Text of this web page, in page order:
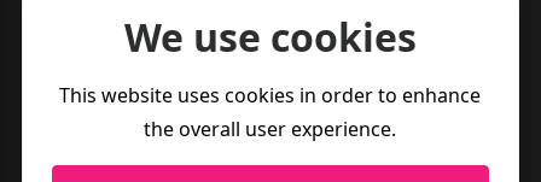
We use cookies
This website uses cookies in order to enhance
the overall user experience.